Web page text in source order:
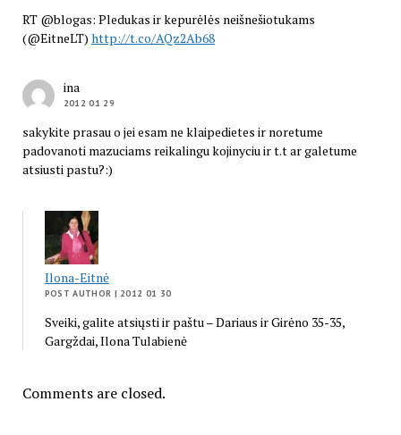
RT @blogas: Pledukas ir kepurėlės neišnešiotukams
(@EitneLT) http://t.co/AQz2Ab68
ina
2012 01 29
sakykite prasau o jei esam ne klaipedietes ir noretume
padovanoti mazuciams reikalingu kojinyciu ir t.t ar galetume
atsiusti pastu?:)
Ilona-Eitnė
POST AUTHOR | 2012 01 30
Sveiki, galite atsiųsti ir paštu – Dariaus ir Girėno 35-35,
Gargždai, Ilona Tulabienė
Comments are closed.